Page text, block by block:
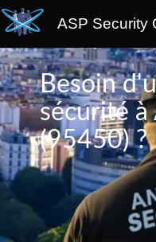
ASP Security
Besoin
sécurité à
(95450) ?